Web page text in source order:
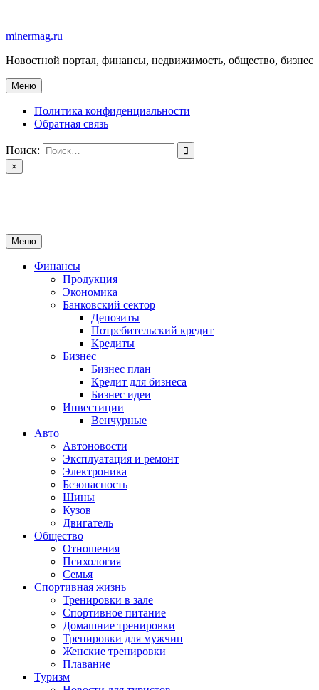
содержимому
minermag.ru
Новостной портал, финансы, недвижимость, общество, бизнес
Меню
Политика конфиденциальности
Обратная связь
Поиск:
×
Меню
Финансы
Продукция
Экономика
Банковский сектор
Депозиты
Потребительский кредит
Кредиты
Бизнес
Бизнес план
Кредит для бизнеса
Бизнес идеи
Инвестиции
Венчурные
Авто
Автоновости
Эксплуатация и ремонт
Электроника
Безопасность
Шины
Кузов
Двигатель
Общество
Отношения
Психология
Семья
Спортивная жизнь
Тренировки в зале
Спортивное питание
Домашние тренировки
Тренировки для мужчин
Женские тренировки
Плавание
Туризм